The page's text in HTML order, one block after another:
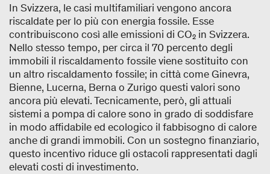
In Svizzera, le casi multifamiliari vengono ancora
riscaldate per lo più con energia fossile. Esse
contribuiscono così alle emissioni di CO₂ in Svizzera.
Nello stesso tempo, per circa il 70 percento degli
immobili il riscaldamento fossile viene sostituito con
un altro riscaldamento fossile; in città come Ginevra,
Bienne, Lucerna, Berna o Zurigo questi valori sono
ancora più elevati. Tecnicamente, però, gli attuali
sistemi a pompa di calore sono in grado di soddisfare
in modo affidabile ed ecologico il fabbisogno di calore
anche di grandi immobili. Con un sostegno finanziario,
questo incentivo riduce gli ostacoli rappresentati dagli
elevati costi di investimento.